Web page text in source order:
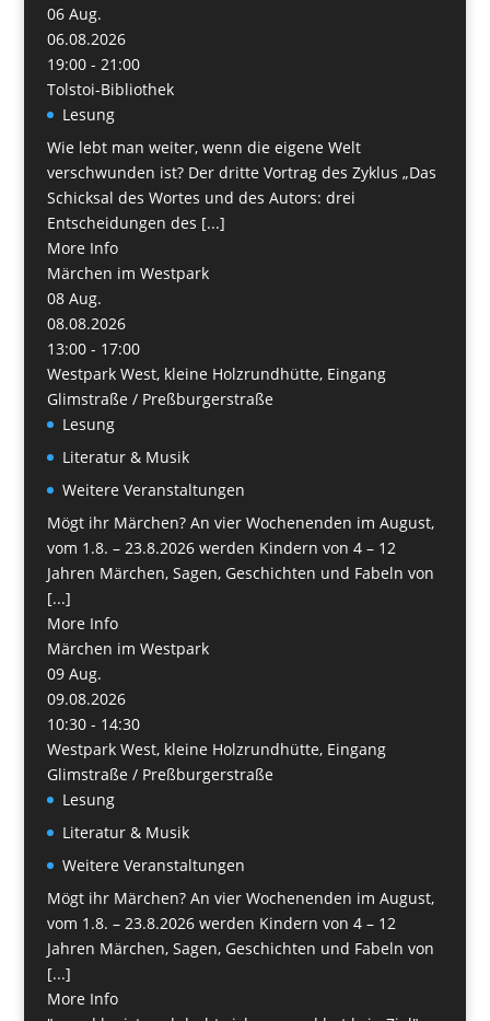
06 Aug.
06.08.2026
19:00 - 21:00
Tolstoi-Bibliothek
Lesung
Wie lebt man weiter, wenn die eigene Welt
verschwunden ist? Der dritte Vortrag des Zyklus „Das
Schicksal des Wortes und des Autors: drei
Entscheidungen des [...]
More Info
Märchen im Westpark
08 Aug.
08.08.2026
13:00 - 17:00
Westpark West, kleine Holzrundhütte, Eingang
Glimstraße / Preßburgerstraße
Lesung
Literatur & Musik
Weitere Veranstaltungen
Mögt ihr Märchen? An vier Wochenenden im August,
vom 1.8. – 23.8.2026 werden Kindern von 4 – 12
Jahren Märchen, Sagen, Geschichten und Fabeln von
[...]
More Info
Märchen im Westpark
09 Aug.
09.08.2026
10:30 - 14:30
Westpark West, kleine Holzrundhütte, Eingang
Glimstraße / Preßburgerstraße
Lesung
Literatur & Musik
Weitere Veranstaltungen
Mögt ihr Märchen? An vier Wochenenden im August,
vom 1.8. – 23.8.2026 werden Kindern von 4 – 12
Jahren Märchen, Sagen, Geschichten und Fabeln von
[...]
More Info